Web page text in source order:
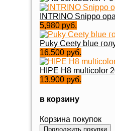
INTRINO Snippo
5,980 руб.
Puky Ceety blue
16,500 руб.
HIPE H8 multicolor
13,900 руб.
в корзину
Корзина покупок
Продолжить покупки